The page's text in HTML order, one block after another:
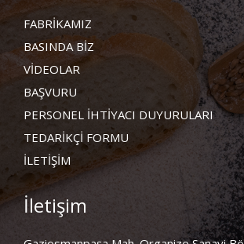
FABRİKAMIZ
BASINDA BİZ
VİDEOLAR
BAŞVURU
PERSONEL İHTİYACI DUYURULARI
TEDARİKÇİ FORMU
İLETİŞİM
İletişim